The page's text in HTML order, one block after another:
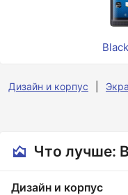
Дизайн и корпус
Что лучше:
Дизайн и корпус